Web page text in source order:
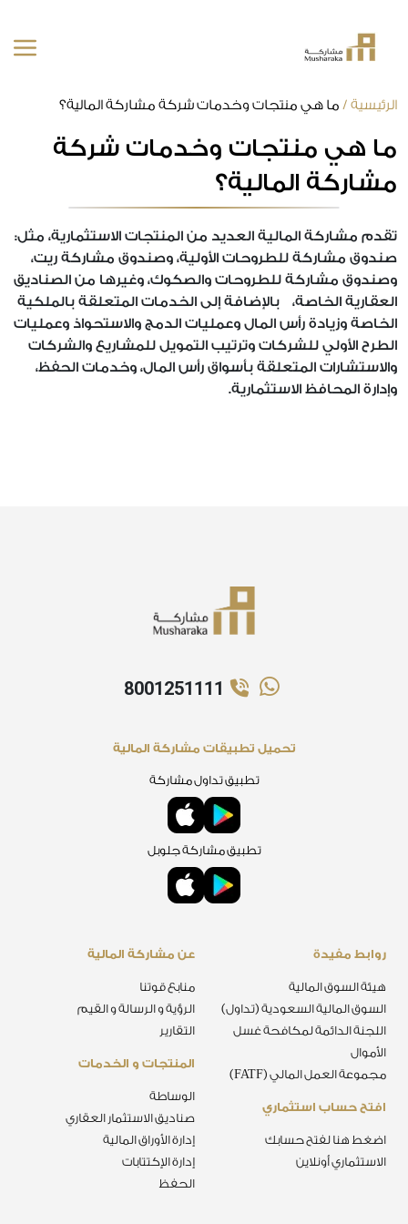
تخطى
المحتوى
الرئيسية / ما هي منتجات وخدمات شركة مشاركة المالية؟
ما هي منتجات وخدمات شركة
مشاركة المالية؟
تقدم مشاركة المالية العديد من المنتجات الاستثمارية، مثل:
صندوق مشاركة للطروحات الأولية، وصندوق مشاركة ريت،
وصندوق مشاركة للطروحات والصكوك، وغيرها من الصناديق
العقارية الخاصة، بالإضافة إلى الخدمات المتعلقة بالملكية
الخاصة وزيادة رأس المال وعمليات الدمج والاستحواذ وعمليات
الطرح الأولي للشركات وترتيب التمويل للمشاريع والشركات
والاستشارات المتعلقة بأسواق رأس المال، وخدمات الحفظ،
وإدارة المحافظ الاستثمارية.
8001251111
المنتجات و الخدمات
الوساطة
صناديق الاستثمار العقاري
إدارة الأوراق المالية
إدارة الإكتتابات
الحفظ
عن مشاركة المالية
منابع قوتنا
الرؤية و الرسالة و القيم
التقارير
افتح حساب استثماري
اضغط هنا لفتح حسابك
الاستثماري أونلاين
روابط مفيدة
هيئة السوق المالية
السوق المالية السعودية (تداول)
اللجنة الدائمة لمكافحة غسل
الأموال
مجموعة العمل المالي (FATF)
تحميل تطبيقات مشاركة المالية
تطبيق تداول مشاركة
تطبيق مشاركة جلوبل